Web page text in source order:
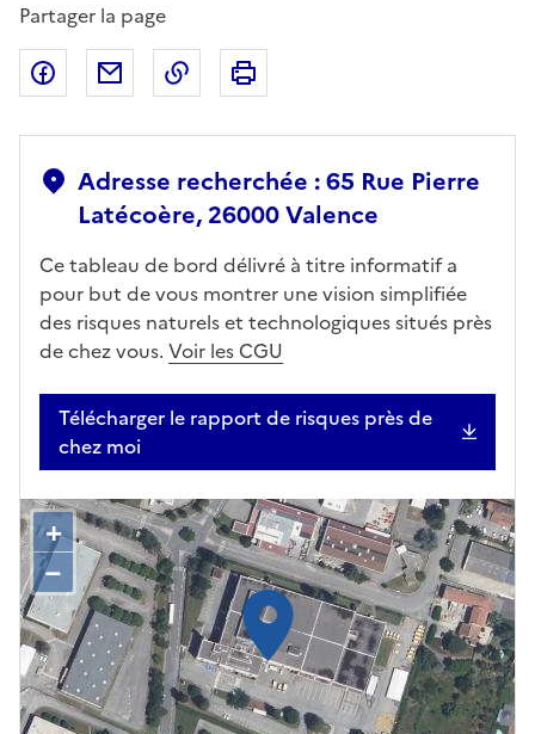
Partager la page
Partager sur Facebook
Partager par emailCopier dans le presse-papier
Adresse recherchée : 65 Rue Pierre
Latécoère, 26000 Valence
Ce tableau de bord délivré à titre informatif a
pour but de vous montrer une vision simplifiée
des risques naturels et technologiques situés près
de chez vous. Voir les CGU
Télécharger le rapport de risques près de
chez moi
+
–